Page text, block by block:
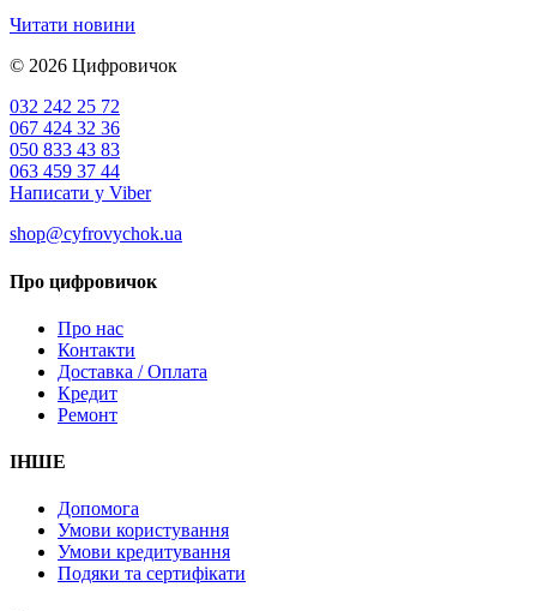
Читати новини
© 2026 Цифровичок
032 242 25 72
067 424 32 36
050 833 43 83
063 459 37 44
Написати у Viber
shop@cyfrovychok.ua
Про цифровичок
Про нас
Контакти
Доставка / Оплата
Кредит
Ремонт
ІНШЕ
Допомога
Умови користування
Умови кредитування
Подяки та сертифікати